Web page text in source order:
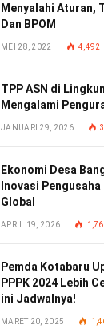
Menyalahi Aturan,
Dan BPOM
MEI 28, 2022 4,492
TPP ASN di
Mengalami
JANUARI 29, 2026
Ekonomi Desa
Inovasi
Global
APRIL 19, 2026
Pemda Kotabaru
PPPK 2024 Lebih
ini Jadwalnya!
MARET 20, 2025